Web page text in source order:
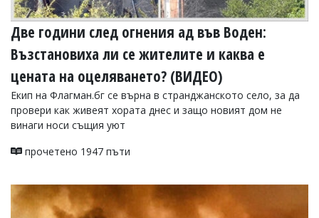
Две години след огнения ад във Воден:
Възстановиха ли се жителите и каква е
цената на оцеляването? (ВИДЕО)
Екип на Флагман.бг се върна в странджанското село, за да
провери как живеят хората днес и защо новият дом не
винаги носи същия уют
прочетено 1947 пъти